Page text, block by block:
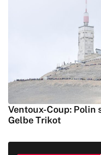
Ventoux-Coup: Polin
Gelbe Trikot